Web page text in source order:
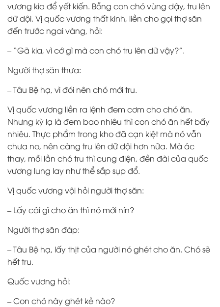
vương kia để yết kiến. Bỗng con chó vùng dậy, tru lên
dữ dội. Vị quốc vương thất kinh, liền cho gọi thợ săn
đến trước ngai vàng, hỏi:
– “Gã kia, vì cớ gì mà con chó tru lên dữ vậy?”.
Người thợ săn thưa:
– Tâu Bệ hạ, vì đói nên chó mới tru.
Vị quốc vương liền ra lệnh đem cơm cho chó ăn.
Nhưng kỳ lạ là đem bao nhiêu thì con chó ăn hết bấy
nhiêu. Thực phẩm trong kho đã cạn kiệt mà nó vẫn
chưa no, nên càng tru lên dữ dội hơn nữa. Mà ác
thay, mỗi lần chó tru thì cung điện, đền đài của quốc
vương lung lay như thể sắp sụp đổ.
Vị quốc vương vội hỏi người thợ săn:
– Lấy cái gì cho ăn thì nó mới nín?
Người thợ săn đáp:
– Tâu Bệ hạ, lấy thịt của người nó ghét cho ăn. Chó sẽ
hết tru.
Quốc vương hỏi:
– Con chó này ghét kẻ nào?